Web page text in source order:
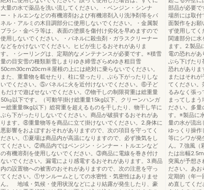
大量の水で薬品を洗い流してください。・ベンジン・シンナ
ー・トルエンなどの有機溶剤および有機溶剤入り洗浄剤等をパ
ネル・アルミの木目調部分に使用しないでください。・金属製
ブラシ・金ベラ等は、表面の塗膜を傷付け劣化を早めますので
使用しないでください。・パネルに殺虫剤・ガラスクリーナー
などをかけないでください。ヒビが生じるおそれがありま
す。・シーリングは、定期的なメンテナンスが必要です。※積雪
量の目安雪の種類新雪しまりゆき締雪ざらめゆき粗目雪
50cm30cm20cm④屋根の上には絶対に乗らないでください。
また、重量物を載せたり、柱に登ったり、ぶら下がったりしな
いでください。⑤パネルに火を近付けないでください。⑥子ど
もだけで遊ばせないでください。⑦物干しの制限荷重は総重量
50㎏以下です。（可動竿掛け総重量15kg以下、クリーンハンガ
ー総重量8kg以下）総荷重を超えるものを干したり、物干し竿に
ぶら下がったりしないでください。商品が破損するおそれがあ
ります。⑧重量物等を商品に立て掛けないでください。2.身体に
悪影響をおよぼすおそれがありますので、次の項目を守ってく
ださい。①夏場は商品内が高温になりますので、必ず換気をし
てください。②商品内ではベンジン・シンナー・トルエンなど
の有機溶剤を使用しないでください。③商品に電線を巻き付け
ないでください。漏電により感電するおそれがあります。3.商品
内の設置物への被害のおそれがありますので、次の注意を守っ
てください。①サンルームとしての水密性・気密性はありませ
ん。 地域・気候・使用状況などにより結露が発生したり、豪
部品が必要で
場所には取
面製作をお願
ず使用してく
関連部分に水
ます。2.製品
電の恐れがあ
ぶら下げたり
恐れがありま
またはそれ
てください。
るみなく張
まってしまう
ださい。多量
す。※製品に
量の水が流出
ゆっくり操作
等にシワが発
ん。7.強風（
たは出幅
突風が予想さ
ださい。あお
定期的（年
め直してくだ